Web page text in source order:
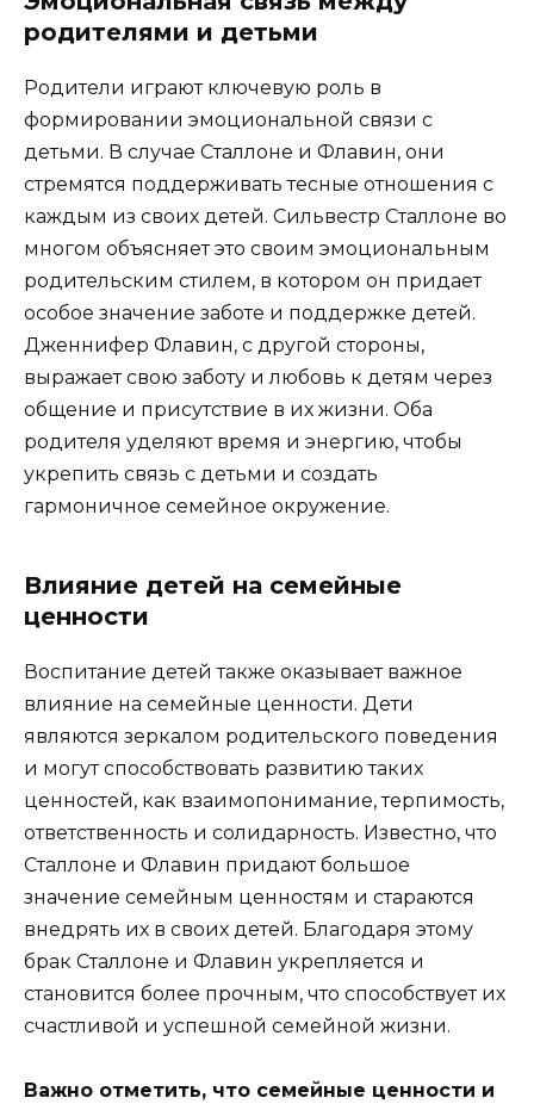
родителями и детьми
Родители играют ключевую роль в
формировании эмоциональной связи с
детьми. В случае Сталлоне и Флавин, они
стремятся поддерживать тесные отношения с
каждым из своих детей. Сильвестр Сталлоне во
многом объясняет это своим эмоциональным
родительским стилем, в котором он придает
особое значение заботе и поддержке детей.
Дженнифер Флавин, с другой стороны,
выражает свою заботу и любовь к детям через
общение и присутствие в их жизни. Оба
родителя уделяют время и энергию, чтобы
укрепить связь с детьми и создать
гармоничное семейное окружение.
Влияние детей на семейные
ценности
Воспитание детей также оказывает важное
влияние на семейные ценности. Дети
являются зеркалом родительского поведения
и могут способствовать развитию таких
ценностей, как взаимопонимание, терпимость,
ответственность и солидарность. Известно, что
Сталлоне и Флавин придают большое
значение семейным ценностям и стараются
внедрять их в своих детей. Благодаря этому
брак Сталлоне и Флавин укрепляется и
становится более прочным, что способствует их
счастливой и успешной семейной жизни.
Важно отметить, что семейные ценности и